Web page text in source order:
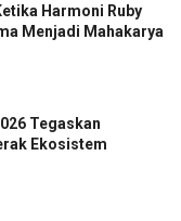
Harmoni Ruby
Menjadi Mahakarya
Tegaskan
Ekosistem